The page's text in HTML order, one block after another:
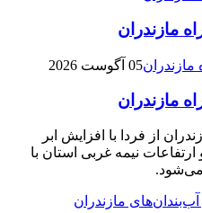
مازندران
05 آگوست 2026
مازندران
از فردا با افزایش ابر
ارتفاعات نیمه غربی استان با
می‌شود.